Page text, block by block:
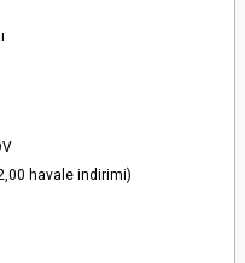
havale indirimi)